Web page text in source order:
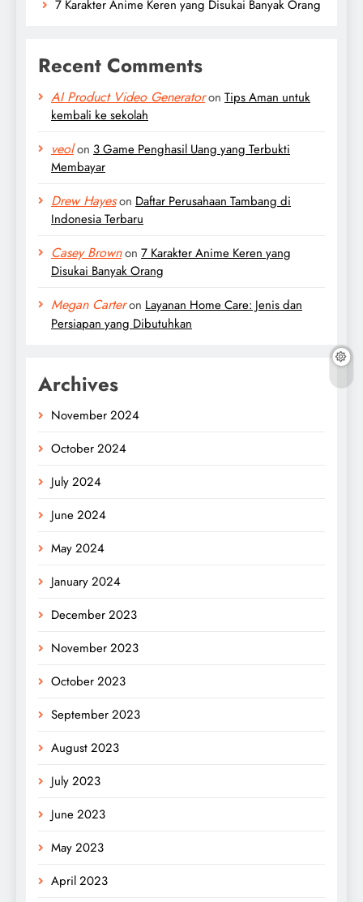
7 Karakter Anime Keren yang Disukai Banyak Orang
Recent Comments
AI Product Video Generatoron Tips Aman untuk
kembali ke sekolah
veolon 3 Game Penghasil Uang yang Terbukti
Membayar
Drew Hayeson Daftar Perusahaan Tambang di
Indonesia Terbaru
Casey Brownon 7 Karakter Anime Keren yang
Disukai Banyak Orang
Megan Carteron Layanan Home Care: Jenis dan
Persiapan yang Dibutuhkan
Archives
November 2024
October 2024
July 2024
June 2024
May 2024
January 2024
December 2023
November 2023
October 2023
September 2023
August 2023
July 2023
June 2023
May 2023
April 2023